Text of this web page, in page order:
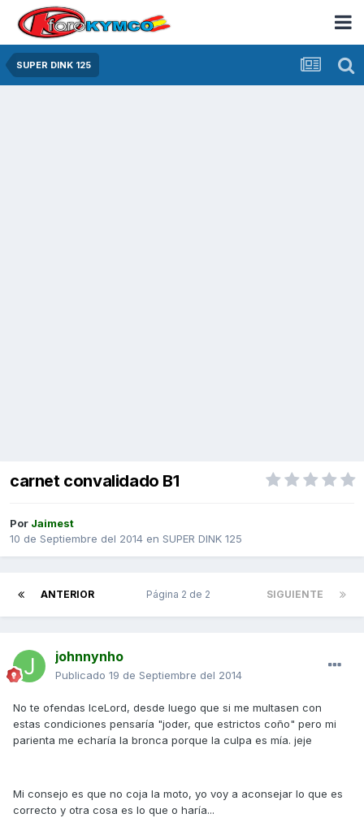
SUPER DINK 125
carnet convalidado B1
Por Jaimest
10 de Septiembre del 2014 en SUPER DINK 125
ANTERIOR SIGUIENTE
Página 2 de 2
johnnynho
Publicado 19 de Septiembre del 2014
No te ofendas IceLord, desde luego que si me multasen con
estas condiciones pensaría "joder, que estrictos coño" pero mi
parienta me echaría la bronca porque la culpa es mía. jeje
Mi consejo es que no coja la moto, yo voy a aconsejar lo que es
correcto y otra cosa es lo que o haría...